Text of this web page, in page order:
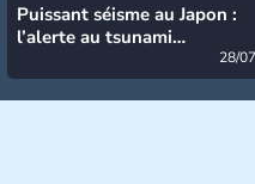
Puissant séisme au Japon :
l’alerte au tsunami
28/07